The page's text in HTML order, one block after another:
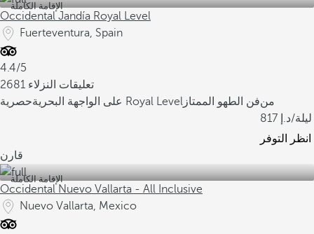
الإقامة الكاملة
Occidental Jandía Royal Level
Fuerteventura, Spain
4.4/5
2681 تعليقات النزلاء
على الواجهة البحرية حصرية Royal Level فن الطهو الممتازمن
817
/ليلة
انظر التوفر
قارن
الإقامة الكاملة
Occidental Nuevo Vallarta - All Inclusive
Nuevo Vallarta, Mexico